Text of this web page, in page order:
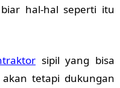
hal-hal seperti itu
sipil yang bisa
tetapi dukungan